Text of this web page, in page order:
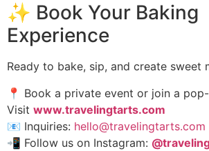
✨ Book Your Baking
Experience
Ready to bake, sip, and create sweet
📍 Book a private event or join a
Visit www.travelingtarts.com
📧 Inquiries: hello@travelingtarts.com
📲 Follow us on Instagram: